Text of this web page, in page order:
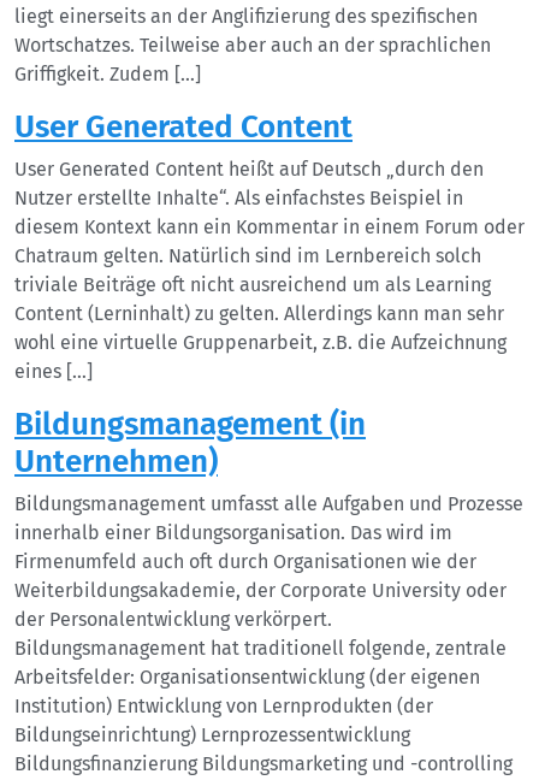
liegt einerseits an der Anglifizierung des spezifischen
Wortschatzes. Teilweise aber auch an der sprachlichen
Griffigkeit. Zudem […]
User Generated Content
User Generated Content heißt auf Deutsch „durch den
Nutzer erstellte Inhalte“. Als einfachstes Beispiel in
diesem Kontext kann ein Kommentar in einem Forum oder
Chatraum gelten. Natürlich sind im Lernbereich solch
triviale Beiträge oft nicht ausreichend um als Learning
Content (Lerninhalt) zu gelten. Allerdings kann man sehr
wohl eine virtuelle Gruppenarbeit, z.B. die Aufzeichnung
eines […]
Bildungsmanagement (in
Unternehmen)
Bildungsmanagement umfasst alle Aufgaben und Prozesse
innerhalb einer Bildungsorganisation. Das wird im
Firmenumfeld auch oft durch Organisationen wie der
Weiterbildungsakademie, der Corporate University oder
der Personalentwicklung verkörpert.
Bildungsmanagement hat traditionell folgende, zentrale
Arbeitsfelder: Organisationsentwicklung (der eigenen
Institution) Entwicklung von Lernprodukten (der
Bildungseinrichtung) Lernprozessentwicklung
Bildungsfinanzierung Bildungsmarketing und -controlling